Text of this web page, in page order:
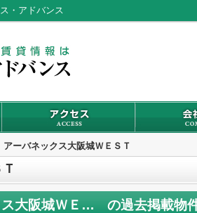
・アドバンス
アーバネックス大阪城ＷＥＳＴ
アーバネックス大阪城ＷＥＳＴ の過去掲載物